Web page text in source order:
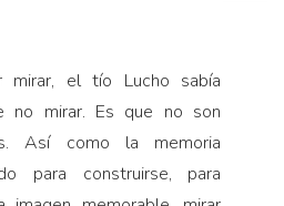
mirar, el tío Lucho sabía
no mirar. Es que no son
Así como la memoria
para construirse, para